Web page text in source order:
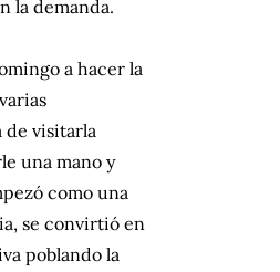
la demanda.
a hacer la
de visitarla
una mano y
como una
se convirtió en
poblando la